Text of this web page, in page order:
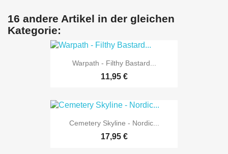
16 andere Artikel in der gleichen
Kategorie:
Warpath - Filthy Bastard...
11,95 €
Cemetery Skyline - Nordic...
17,95 €